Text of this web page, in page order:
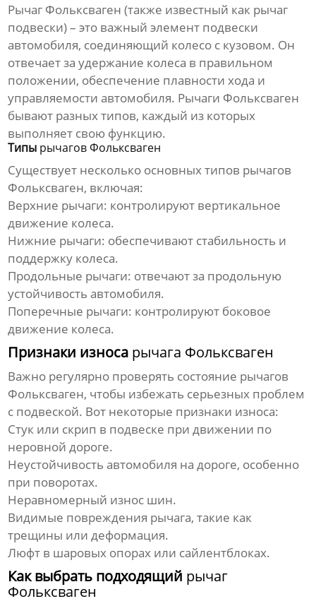
Рычаг Фольксваген (также известный как рычаг
подвески) – это важный элемент подвески
автомобиля, соединяющий колесо с кузовом. Он
отвечает за удержание колеса в правильном
положении, обеспечение плавности хода и
управляемости автомобиля. Рычаги Фольксваген
бывают разных типов, каждый из которых
выполняет свою функцию.
Типы рычагов Фольксваген
Существует несколько основных типов рычагов
Фольксваген, включая:
Верхние рычаги: контролируют вертикальное
движение колеса.
Нижние рычаги: обеспечивают стабильность и
поддержку колеса.
Продольные рычаги: отвечают за продольную
устойчивость автомобиля.
Поперечные рычаги: контролируют боковое
движение колеса.
Признаки износа рычага Фольксваген
Важно регулярно проверять состояние рычагов
Фольксваген, чтобы избежать серьезных проблем
с подвеской. Вот некоторые признаки износа:
Стук или скрип в подвеске при движении по
неровной дороге.
Неустойчивость автомобиля на дороге, особенно
при поворотах.
Неравномерный износ шин.
Видимые повреждения рычага, такие как
трещины или деформация.
Люфт в шаровых опорах или сайлентблоках.
Как выбрать подходящий рычаг
Фольксваген